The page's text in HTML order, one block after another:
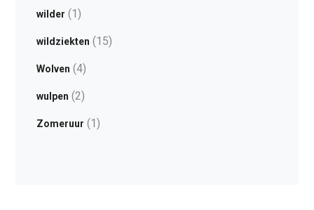
wilder (1)
wildziekten (15)
Wolven (4)
wulpen (2)
Zomeruur (1)